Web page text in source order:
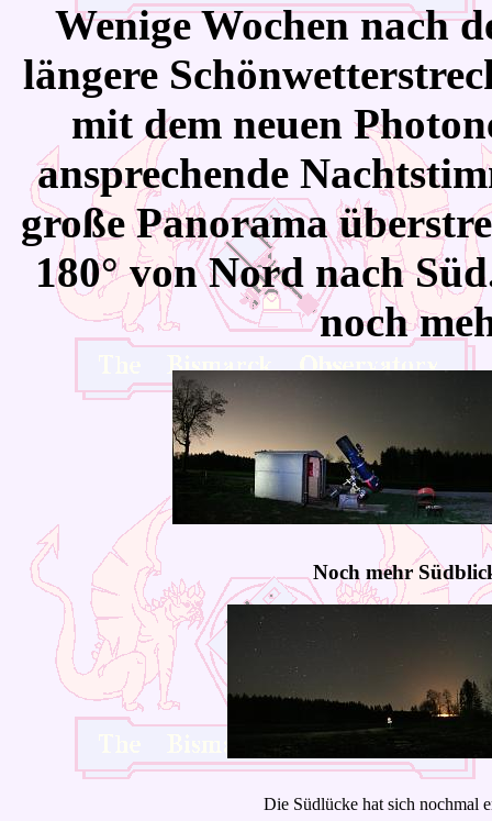
WenigeWochen nach
längere
mit dem neuen
ansprechende
große Panorama
180° von Nord nach
noch
Noch mehr
Die Südlücke hat sich nochmal